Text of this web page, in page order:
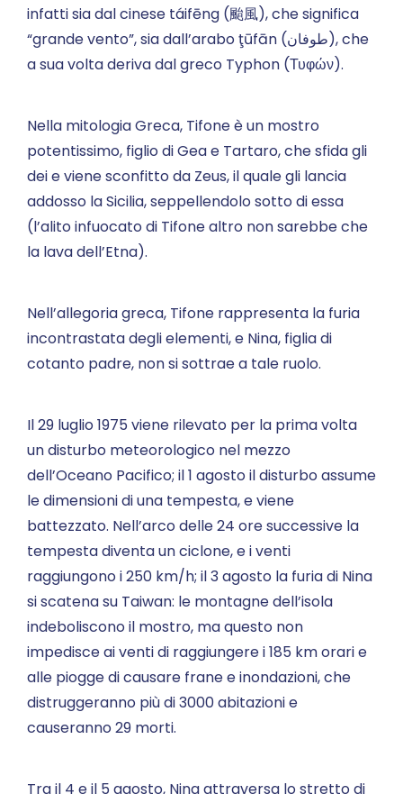
infatti sia dal cinese táifēng (颱風), che significa
“grande vento”, sia dall’arabo ţūfān (طوفان), che
a sua volta deriva dal greco Typhon (Τυφών).
Nella mitologia Greca, Tifone è un mostro
potentissimo, figlio di Gea e Tartaro, che sfida gli
dei e viene sconfitto da Zeus, il quale gli lancia
addosso la Sicilia, seppellendolo sotto di essa
(l’alito infuocato di Tifone altro non sarebbe che
la lava dell’Etna).
Nell’allegoria greca, Tifone rappresenta la furia
incontrastata degli elementi, e Nina, figlia di
cotanto padre, non si sottrae a tale ruolo.
Il 29 luglio 1975 viene rilevato per la prima volta
un disturbo meteorologico nel mezzo
dell’Oceano Pacifico; il 1 agosto il disturbo assume
le dimensioni di una tempesta, e viene
battezzato. Nell’arco delle 24 ore successive la
tempesta diventa un ciclone, e i venti
raggiungono i 250 km/h; il 3 agosto la furia di Nina
si scatena su Taiwan: le montagne dell’isola
indeboliscono il mostro, ma questo non
impedisce ai venti di raggiungere i 185 km orari e
alle piogge di causare frane e inondazioni, che
distruggeranno più di 3000 abitazioni e
causeranno 29 morti.
Tra il 4 e il 5 agosto, Nina attraversa lo stretto di